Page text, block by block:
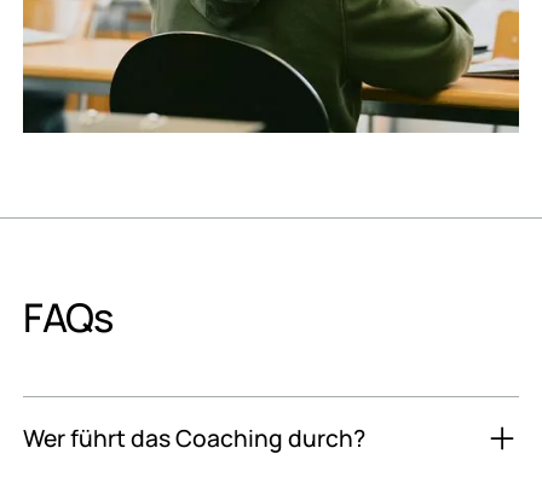
FAQs
Wer führt das Coaching durch?